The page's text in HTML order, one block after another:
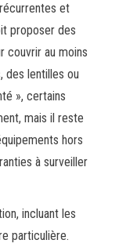
et
proposer des
couvrir au moins
des lentilles ou
», certains
mais il reste
hors
à surveiller
incluant les
particulière.